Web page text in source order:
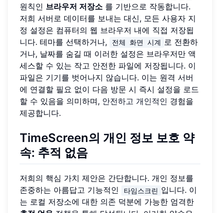
원칙인 브라우저 저장소 를 기반으로 작동합니다.
저희 서버로 데이터를 보내는 대신, 모든 사용자 지
정 설정은 컴퓨터의 웹 브라우저 내에 직접 저장됩
니다. 테마를 선택하거나,
전체 화면 시계 로 전환하
거나, 날짜를 숨길 때 이러한 설정은 브라우저만 액
세스할 수 있는 작고 안전한 파일에 저장됩니다. 이
파일은 기기를 벗어나지 않습니다. 이는 원격 서버
에 연결할 필요 없이 다음 방문 시 즉시 설정을 로드
할 수 있음을 의미하며, 안전하고 개인적인 경험을
제공합니다.
TimeScreen의 개인 정보 보호 약
속: 추적 없음
저희의 핵심 가치 제안은 간단합니다. 개인 정보를
존중하는 아름답고 기능적인
타임스크린 입니다. 이
는 로컬 저장소에 대한 의존 덕분에 가능한 엄격한